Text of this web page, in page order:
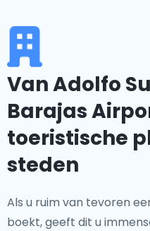
Van Adolfo
Barajas
toeristische
steden
Als u ruim van tevoren
boekt, geeft dit u